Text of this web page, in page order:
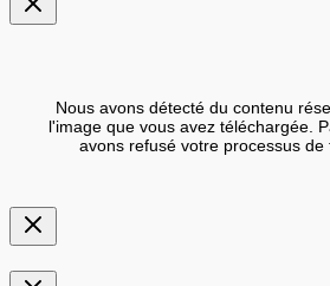
Nous avons détecté du contenu
l'image que vous avez téléchargée.
avons refusé votre processus de